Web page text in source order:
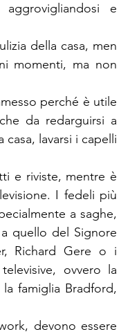
e
della casa, men
momenti, ma non
perché è utile
da redarguirsi a
lavarsi i capelli
e riviste, mentre è
I fedeli più
a saghe,
quello del Signore
Richard Gere o i
ovvero la
famiglia Bradford,
devono essere